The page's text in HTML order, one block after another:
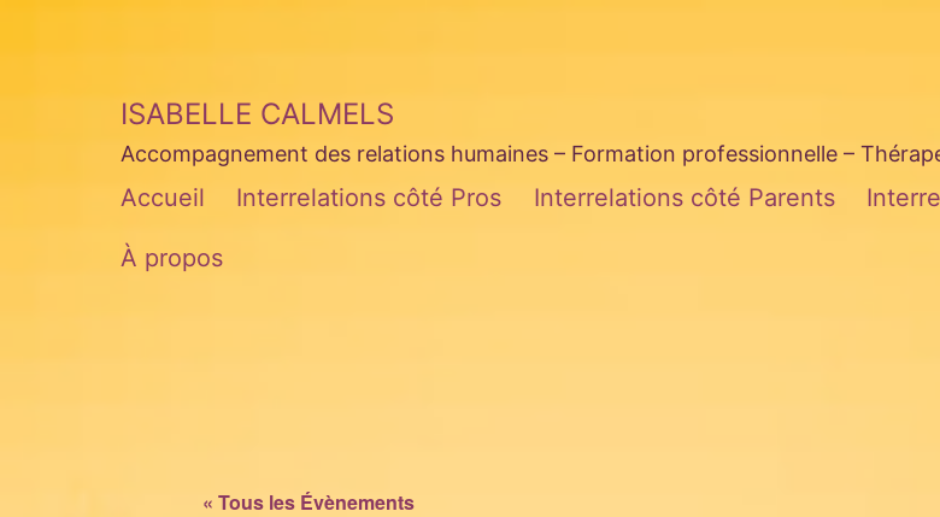
ISABELLE CALMELS
Accompagnement des relations humaines – Formation professionnelle –
Accueil Interrelations côté Pros Interrelations côté Parents
À propos
« Tous les Évènements